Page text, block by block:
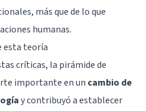
más que de lo que
humanas.
esta teoría
críticas, la pirámide de
importante en un cambio de
y contribuyó a establecer